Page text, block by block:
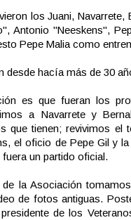
los Juani, Navarrete,
Antonio "Neeskens",
Pepe Malia como
desde hacía más de 30
es que fueran los
a Navarrete y
que tienen; revivimos el
el oficio de Pepe Gil y
un partido oficial.
la Asociación
de fotos antiguas.
de los